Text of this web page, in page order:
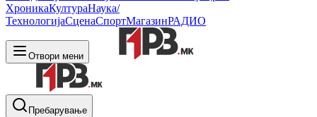
ХроникаКултураНаука/
ТехнологијаСценаСпортМагазинРАДИО
Отвори мени
Пребарување